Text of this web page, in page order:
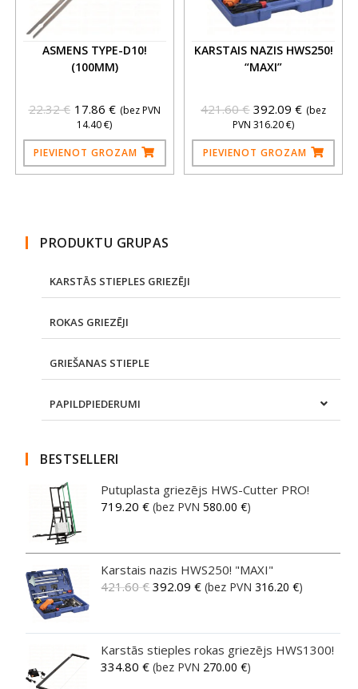
ASMENS TYPE-D10!
(100MM)
22.32€ 17.86 € (bez PVN
14.40€)
PIEVIENOT GROZAM
KARSTAIS NAZIS HWS250!
“MAXI”
421.60€ 392.09€ (bez
PVN316.20€)
PIEVIENOT GROZAM
PRODUKTU GRUPAS
KARSTĀS STIEPLES GRIEZĒJI
ROKAS GRIEZĒJI
GRIEŠANAS STIEPLE
PAPILDPIEDERUMI
BESTSELLERI
Putuplasta griezējs HWS-Cutter PRO!
719.20€ (bez PVN580.00€)
Karstais nazis HWS250! "MAXI"
421.60€ 392.09€ (bez PVN316.20€)
Karstās stieples rokas griezējs HWS1300!
334.80€ (bez PVN 270.00€)